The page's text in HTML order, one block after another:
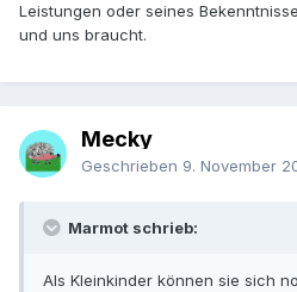
Leistungen oder seines
und uns braucht.
Mecky
Geschrieben 9. November
Marmot schrieb:
Als Kleinkinder können sie sich